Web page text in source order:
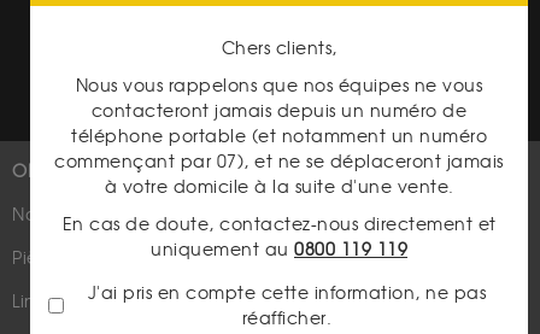
Conditions générales d'achat
Conditions générales d'utilisation
OR
Nouveautés
Pièces d'or d'investissement
Lingots et lingotins
PLUS D'INFOS
Suivez-nous
Chers clients,
Nous vous rappelons que nos équipes ne vous
contacteront jamais depuis un numéro de
téléphone portable (et notamment un numéro
commençant par 07), et ne se déplaceront jamais
à votre domicile à la suite d'une vente.
En cas de doute, contactez-nous directement et
uniquement au 0800 119 119
J'ai pris en compte cette information, ne pas
réafficher.